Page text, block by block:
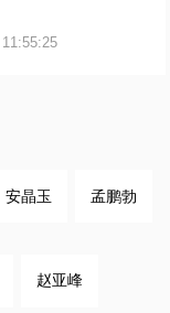
安晶玉 孟鹏勃
赵亚峰